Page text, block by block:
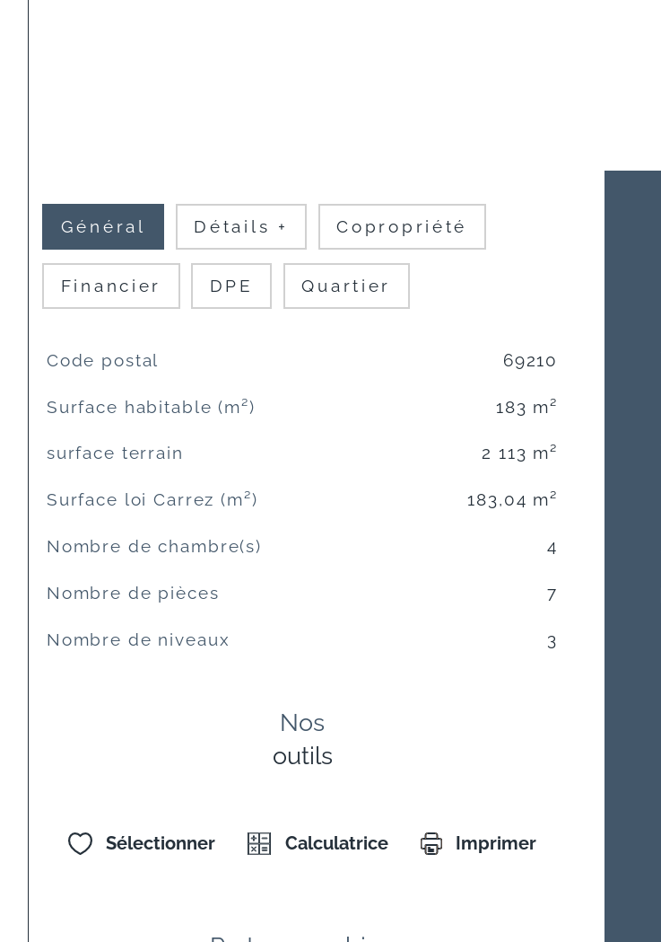
Général Détails + Copropriété
Financier DPE Quartier
TRAD_SIROCCO_Caracteristique
Code postal 69210
Surface habitable (m²) 183 m²
surface terrain 2 113 m²
Surface loi Carrez (m²) 183,04 m²
Nombre de chambre(s) 4
Nombre de pièces 7
Nombre de niveaux 3
Nos
outils
Sélectionner Calculatrice Imprimer